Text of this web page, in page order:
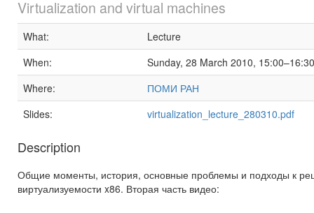
Virtualization and virtual machines
What:
Lecture
When:
Sunday, 28 March 2010, 15:00–16:30
Where:
ПОМИ РАН
Slides:
virtualization_lecture_280310.pdf
Description
Общие моменты, история, основные проблемы и подходы к
виртуализуемости x86. Вторая часть видео: